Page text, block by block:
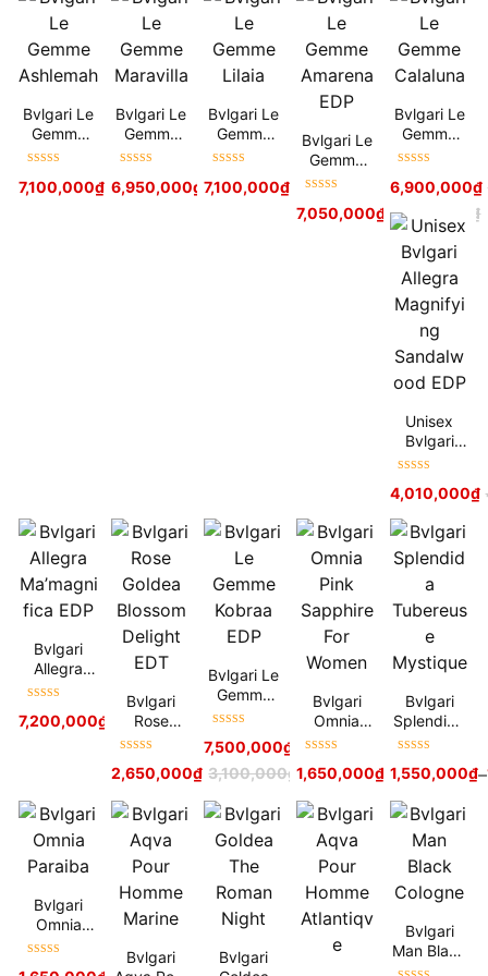
Bvlgari Le
Gemme
Ashlemah
hạng5sao 7,800,000₫
7,100,000₫
Bvlgari Le
Gemme
Maravilla
hạng5sao 7,900,000₫
6,950,000₫
Bvlgari Le
Gemme
Lilaia
hạng5sao 7,900,000
7,100,000₫
Bvlgari Le
Gemme
Amarena
hạng5sao 7,800,000 ₫
7,050,000₫
Bvlgari Le
Gemme
Calaluna
hạng5sao
6,900,000₫
Unisex
Bvlgari
Allegra
Sandalwoo
hạng5sao
4,010,000₫
Bvlgari
Allegra
Ma’magnifi
hạng5sao 8,000,000
7,200,000₫
Bvlgari
Rose
Goldea
Delight
hạng5sao 3,100,000₫
2,650,000₫
Bvlgari Le
Gemme
Kobraa
hạng5sao 9,000,000
7,500,000₫
Bvlgari
Omnia
Pink
For Women
hạng5sao
1,650,000₫
Bvlgari
Splendida
Tubereuse
hạng5sao
1,550,000₫–
Bvlgari
Omnia
Paraiba
Bvlgari
Bvlgari
Bvlgari
Man Black
Cologne